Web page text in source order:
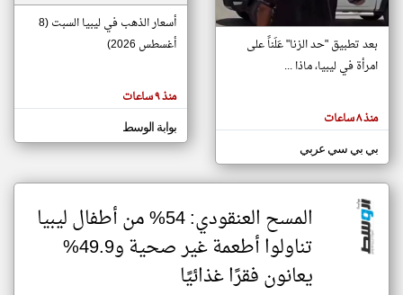
مصادر الأخبار من ليبيا
اخبار ليبيا على مدار الساعة
أهم اخبار ليبيا العاجلة والمباشرة
هنا عن
وجهة
نظر
كاتبيها.
بعد تطبيق "حد الزنا" عَلَناً على
امرأة في ليبيا، ماذا ...
منذ ٨ ساعات
بي بي سي عربي
أسعار الذهب في ليبيا السبت (8
أغسطس 2026)
منذ ٩ ساعات
بوابة الوسط
المسح العنقودي: 54% من أطفال ليبيا
تناولوا أطعمة غير صحية و49.9%
يعانون فقرًا غذائيًا
klyoum.com